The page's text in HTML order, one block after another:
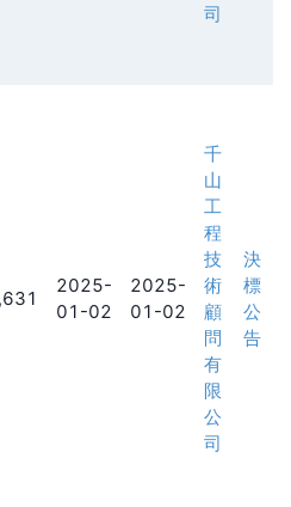
司
2025-
01-02
2025-
01-02
千
山
工
程
技
術
顧
問
有
限
公
司
決
標
公
告